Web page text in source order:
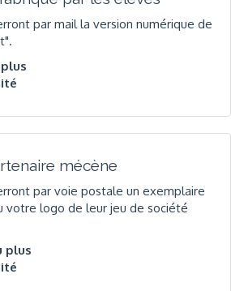
par mail la version numérique de
mécène
par voie postale un exemplaire
votre logo de leur jeu de société
plus